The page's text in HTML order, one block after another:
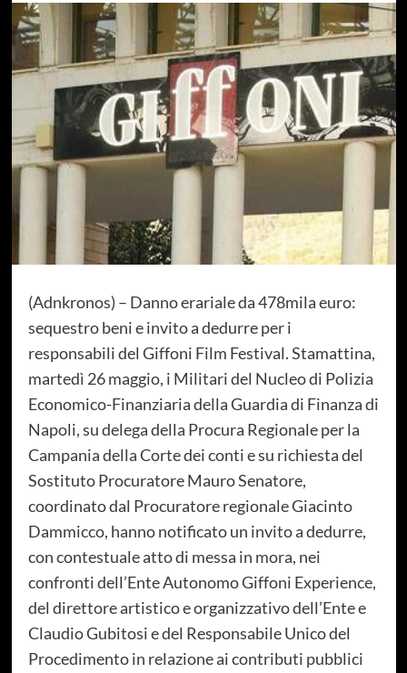
(Adnkronos) – Danno erariale da 478mila euro:
sequestro beni e invito a dedurre per i
responsabili del Giffoni Film Festival. Stamattina,
martedì 26 maggio, i Militari del Nucleo di Polizia
Economico-Finanziaria della Guardia di Finanza di
Napoli, su delega della Procura Regionale per la
Campania della Corte dei conti e su richiesta del
Sostituto Procuratore Mauro Senatore,
coordinato dal Procuratore regionale Giacinto
Dammicco, hanno notificato un invito a dedurre,
con contestuale atto di messa in mora, nei
confronti dell’Ente Autonomo Giffoni Experience,
del direttore artistico e organizzativo dell’Ente e
Claudio Gubitosi e del Responsabile Unico del
Procedimento in relazione ai contributi pubblici